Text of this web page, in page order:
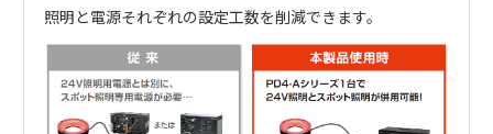
照明と電源それぞれの設定工数を削減できます。